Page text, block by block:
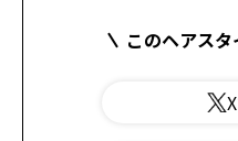
このヘアス